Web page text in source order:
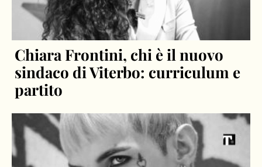
Chiara Frontini, chi è il nuovo
sindaco di Viterbo: curriculum e
partito